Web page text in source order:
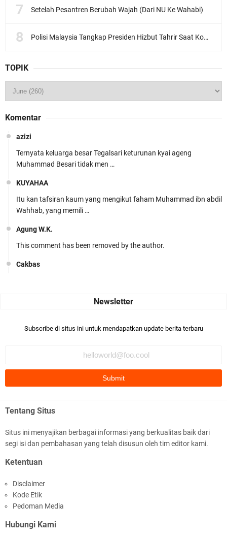
Setelah Pesantren Berubah Wajah (Dari NU Ke Wahabi)
Polisi Malaysia Tangkap Presiden Hizbut Tahrir Saat Konferensi Pers
TOPIK
Komentar
azizi
Ternyata keluarga besar Tegalsari keturunan kyai ageng
Muhammad Besari tidak men …
KUYAHAA
Itu kan tafsiran kaum yang mengikut faham Muhammad ibn abdil
Wahhab, yang memili …
Agung W.K.
This comment has been removed by the author.
Cakbas
Bismillaah semoga pembuat artikel Alloh berikan pemahaman yg
Ada sejumlah pertanyaan kepada Anda dan jawablah dengan
mengikuti ust. K …
Anonymous
Anonymous
Subscribe di situs ini untuk mendapatkan update berita terbaru
Tentang Situs
Situs ini menyajikan berbagai informasi yang berkualitas baik dari
segi isi dan pembahasan yang telah disusun oleh tim editor kami.
Ketentuan
Disclaimer
Kode Etik
Pedoman Media
Hubungi Kami